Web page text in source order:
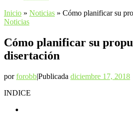
Inicio » Noticias » Cómo planificar su
Noticias
Cómo planificar su
disertación
porforobb|Publicada diciembre 17, 2018
INDICE